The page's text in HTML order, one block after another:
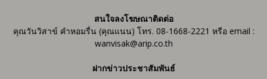
สนใจลงโฆษณาติดต่อ
คุณวันวิสาข์ คำหอมรื่น (คุณแนน) โทร. 08-1668-2221 หรือ email :
wanvisak@arip.co.th
ฝากข่าวประชาสัมพันธ์